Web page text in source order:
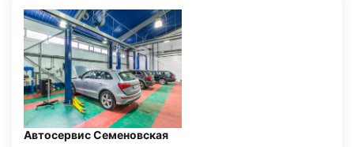
Автосервис Семеновская